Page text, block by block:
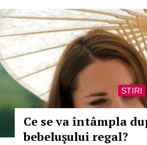
STIRI
Ce se va întâmpla
bebeluşului regal?